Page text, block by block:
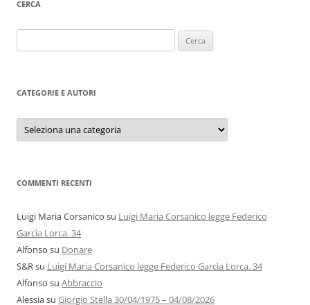
CERCA
per:
CATEGORIE E AUTORI
Categorie
autori
COMMENTI RECENTI
Luigi Maria Corsanico su Luigi Maria Corsanico legge Federico
Garcìa Lorca. 34
Alfonso su Donare
S&Rsu Luigi Maria Corsanico legge Federico Garcìa Lorca. 34
Alfonso su Abbraccio
Alessiasu Giorgio Stella 30/04/1975 – 04/08/2026